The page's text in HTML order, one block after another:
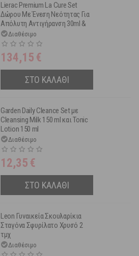
Lierac Premium La Cure Set
Δώρου Με Ένεση Νεότητας Για
Απόλυτη Αντιγήρανση 30ml &
Κρέμα Προσώπου Ελαφριάς
Υφής Με Ανυπέρβλητη
Αντιγηραντική
Αποτελεσματικότητα 50ml &
Δώρο Δερμάτινο Πορτοφόλι
Διαθέσιμο
134,15 €
ΣΤΟ ΚΑΛΑΘΙ
Garden Daily Cleance Set με
Cleansing Milk 150 ml και Tonic
Lotion 150 ml
Διαθέσιμο
12,35 €
ΣΤΟ ΚΑΛΑΘΙ
Leon Γυναικεία Σκουλαρίκια
Σταγόνα Σφυρίλατο Χρυσό 2
τμχ
Διαθέσιμο